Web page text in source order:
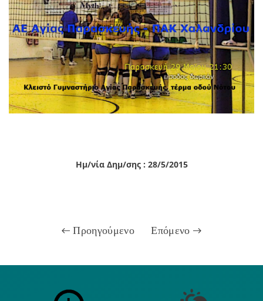
Ημ/νία Δημ/σης : 28/5/2015
Προηγούμενο Επόμενο